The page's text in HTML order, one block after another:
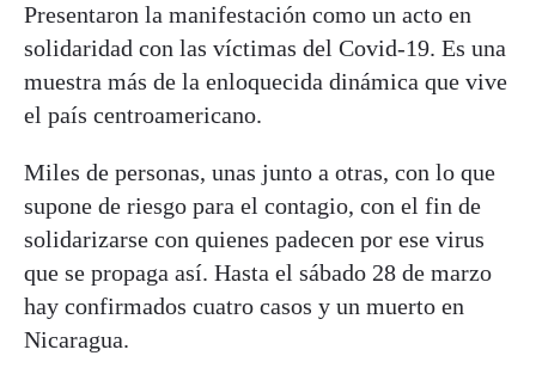
Presentaron la manifestación como un acto en
solidaridad con las víctimas del Covid-19. Es una
muestra más de la enloquecida dinámica que vive
el país centroamericano.
Miles de personas, unas junto a otras, con lo que
supone de riesgo para el contagio, con el fin de
solidarizarse con quienes padecen por ese virus
que se propaga así. Hasta el sábado 28 de marzo
hay confirmados cuatro casos y un muerto en
Nicaragua.